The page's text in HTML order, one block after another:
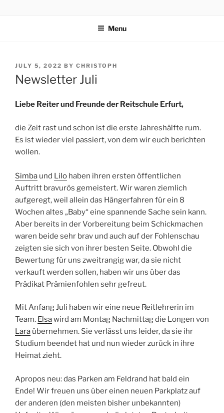
Menu
POSTED
ON
JULY 5, 2022 BY CHRISTOPH
Newsletter Juli
Liebe Reiter und Freunde der Reitschule Erfurt,
die Zeit rast und schon ist die erste Jahreshälfte rum.
Es ist wieder viel passiert, von dem wir euch berichten
wollen.
Simba und Lilo haben ihren ersten öffentlichen
Auftritt bravurös gemeistert. Wir waren ziemlich
aufgeregt, weil allein das Hängerfahren für ein 8
Wochen altes „Baby“ eine spannende Sache sein kann.
Aber bereits in der Vorbereitung beim Schickmachen
waren beide sehr brav und auch auf der Fohlenschau
zeigten sie sich von ihrer besten Seite. Obwohl die
Bewertung für uns zweitrangig war, da sie nicht
verkauft werden sollen, haben wir uns über das
Prädikat Prämienfohlen sehr gefreut.
Mit Anfang Juli haben wir eine neue Reitlehrerin im
Team. Elsawird am Montag Nachmittag die Longen von
Lara übernehmen. Sie verlässt uns leider, da sie ihr
Studium beendet hat und nun wieder zurück in ihre
Heimat zieht.
Apropos neu: das Parken am Feldrand hat bald ein
Ende! Wir freuen uns über einen neuen Parkplatz auf
der anderen (den meisten bisher unbekannten)